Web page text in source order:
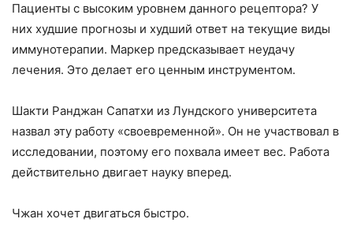
Пациенты с высоким уровнем данного рецептора? У
них худшие прогнозы и худший ответ на текущие виды
иммунотерапии. Маркер предсказывает неудачу
лечения. Это делает его ценным инструментом.
Шакти Ранджан Сапатхи из Лундского университета
назвал эту работу «своевременной». Он не участвовал в
исследовании, поэтому его похвала имеет вес. Работа
действительно двигает науку вперед.
Чжан хочет двигаться быстро.